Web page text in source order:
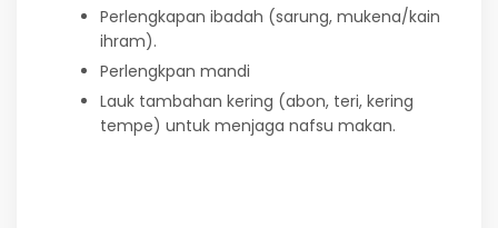
Perlengkapan ibadah (sarung, mukena/kain
ihram).
Perlengkpan mandi
Lauk tambahan kering (abon, teri, kering
tempe) untuk menjaga nafsu makan.